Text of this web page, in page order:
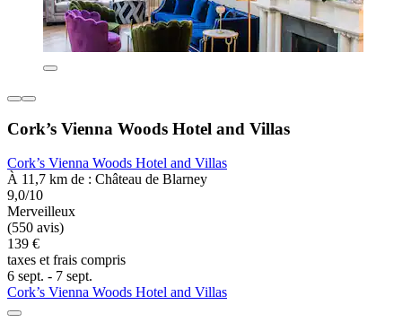
Cork’s Vienna Woods Hotel and Villas
Cork’s Vienna Woods Hotel and Villas
À 11,7 km de : Château de Blarney
9,0/10
Merveilleux
(550 avis)
139 €
taxes et frais compris
6 sept. - 7 sept.
Cork’s Vienna Woods Hotel and Villas